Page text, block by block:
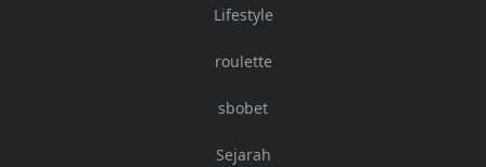
Lifestyle
roulette
sbobet
Sejarah